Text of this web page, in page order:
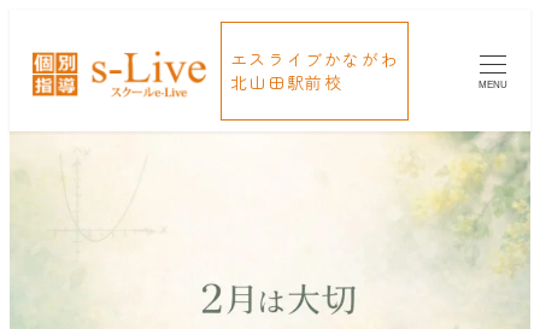
エスライブかながわ
北山田駅前校
MENU